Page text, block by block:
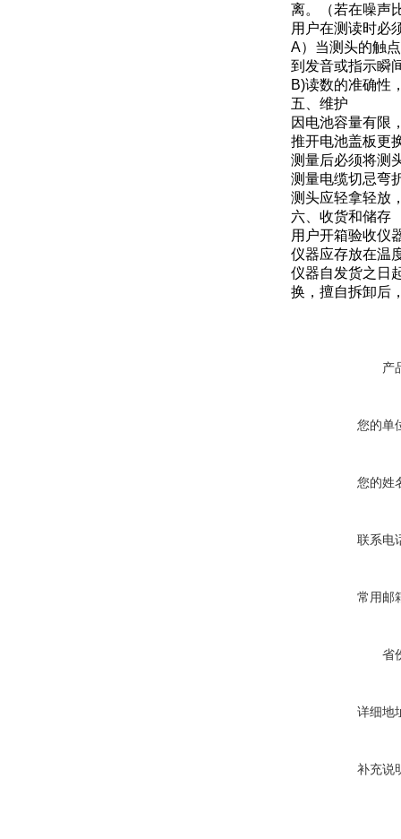
离。（若在噪声
用户在测读时必
A）当测头的触
到发音或指示瞬
B)读数的准确性
五、维护
因电池容量有限
推开电池盖板更
测量后必须将测
测量电缆切忌弯
测头应轻拿轻放
六、收货和储存
用户开箱验收仪
仪器应存放在温
仪器自发货之日
换，擅自拆卸后
产
您的单
您的姓
联系电
常用邮
省
详细地
补充说